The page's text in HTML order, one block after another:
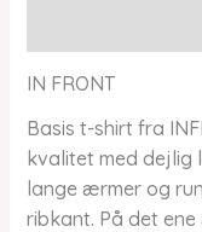
IN FRONT
Basis t-shirt fra
kvalitet med dejlig
lange ærmer og
ribkant. På det